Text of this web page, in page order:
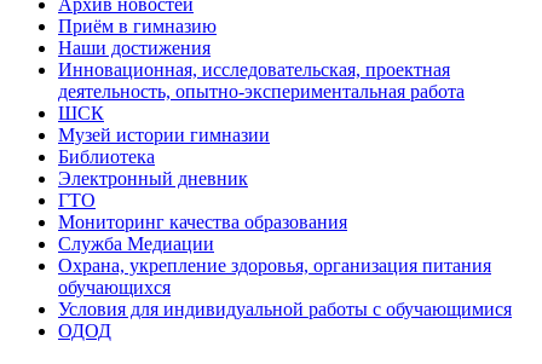
Приём в гимназию
Наши достижения
Инновационная, исследовательская, проектная
деятельность, опытно-экспериментальная работа
ШСК
Музей истории гимназии
Библиотека
Электронный дневник
ГТО
Мониторинг качества образования
Служба Медиации
Охрана, укрепление здоровья, организация питания
обучающихся
Условия для индивидуальной работы с обучающимися
ОДОД